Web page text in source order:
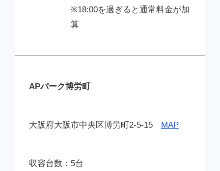
※18:00を過ぎると通常料金が加
算
APパーク博労町
大阪府大阪市中央区博労町2-5-15 MAP
5台